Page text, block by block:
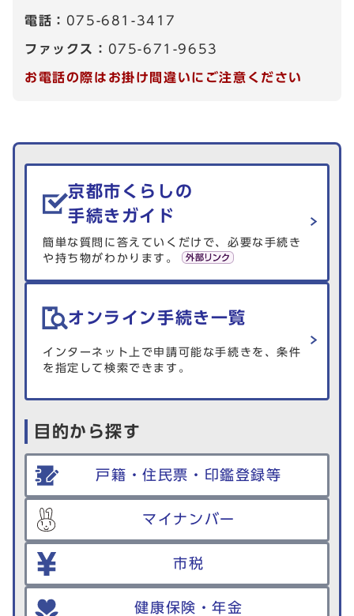
電話： 075-681-3417
ファックス： 075-671-9653
お電話の際はお掛け間違いにご注意ください
生活情報を探す
京都市くらしの
手続きガイド
簡単な質問に答えていくだけで、必要な手続き
や持ち物がわかります。
オンライン手続き一覧
インターネット上で申請可能な手続きを、条件
を指定して検索できます。
目的から探す
戸籍・住民票・印鑑登録等
マイナンバー
市税
健康保険・年金